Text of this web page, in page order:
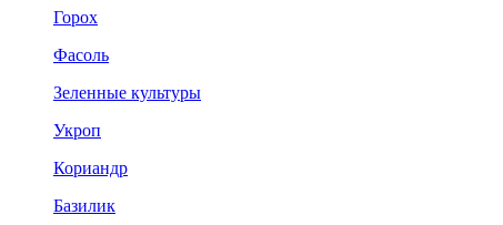
Горох
Фасоль
Зеленные культуры
Укроп
Кориандр
Базилик